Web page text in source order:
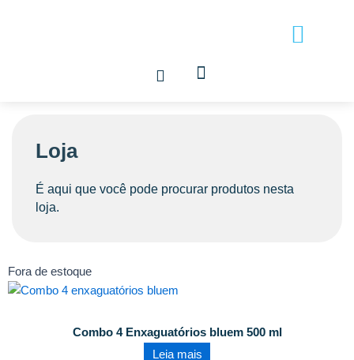
Loja
É aqui que você pode procurar produtos nesta
loja.
Fora de estoque
Combo 4 Enxaguatórios bluem 500 ml
Leia mais